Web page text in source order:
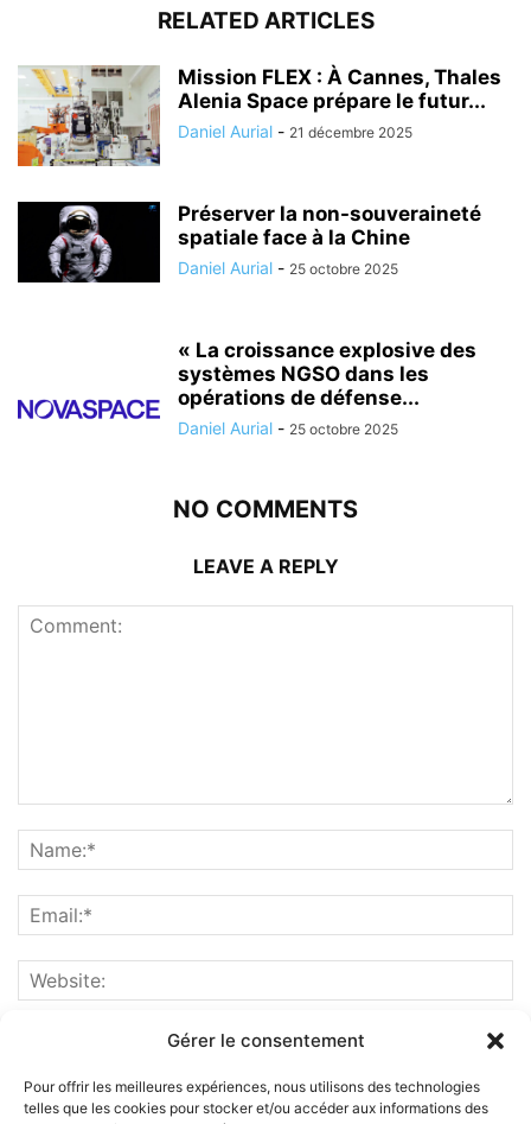
Gérer le consentement
Pour offrir les meilleures expériences, nous utilisons des technologies
telles que les cookies pour stocker et/ou accéder aux informations des
RELATED ARTICLES
Mission FLEX : À Cannes, Thales
Alenia Space prépare le futur...
Daniel Aurial - 21 décembre 2025
Préserver la non-souveraineté
spatiale face à la Chine
Daniel Aurial - 25 octobre 2025
« La croissance explosive des
systèmes NGSO dans les
opérations de défense...
Daniel Aurial - 25 octobre 2025
NO COMMENTS
LEAVE A REPLY